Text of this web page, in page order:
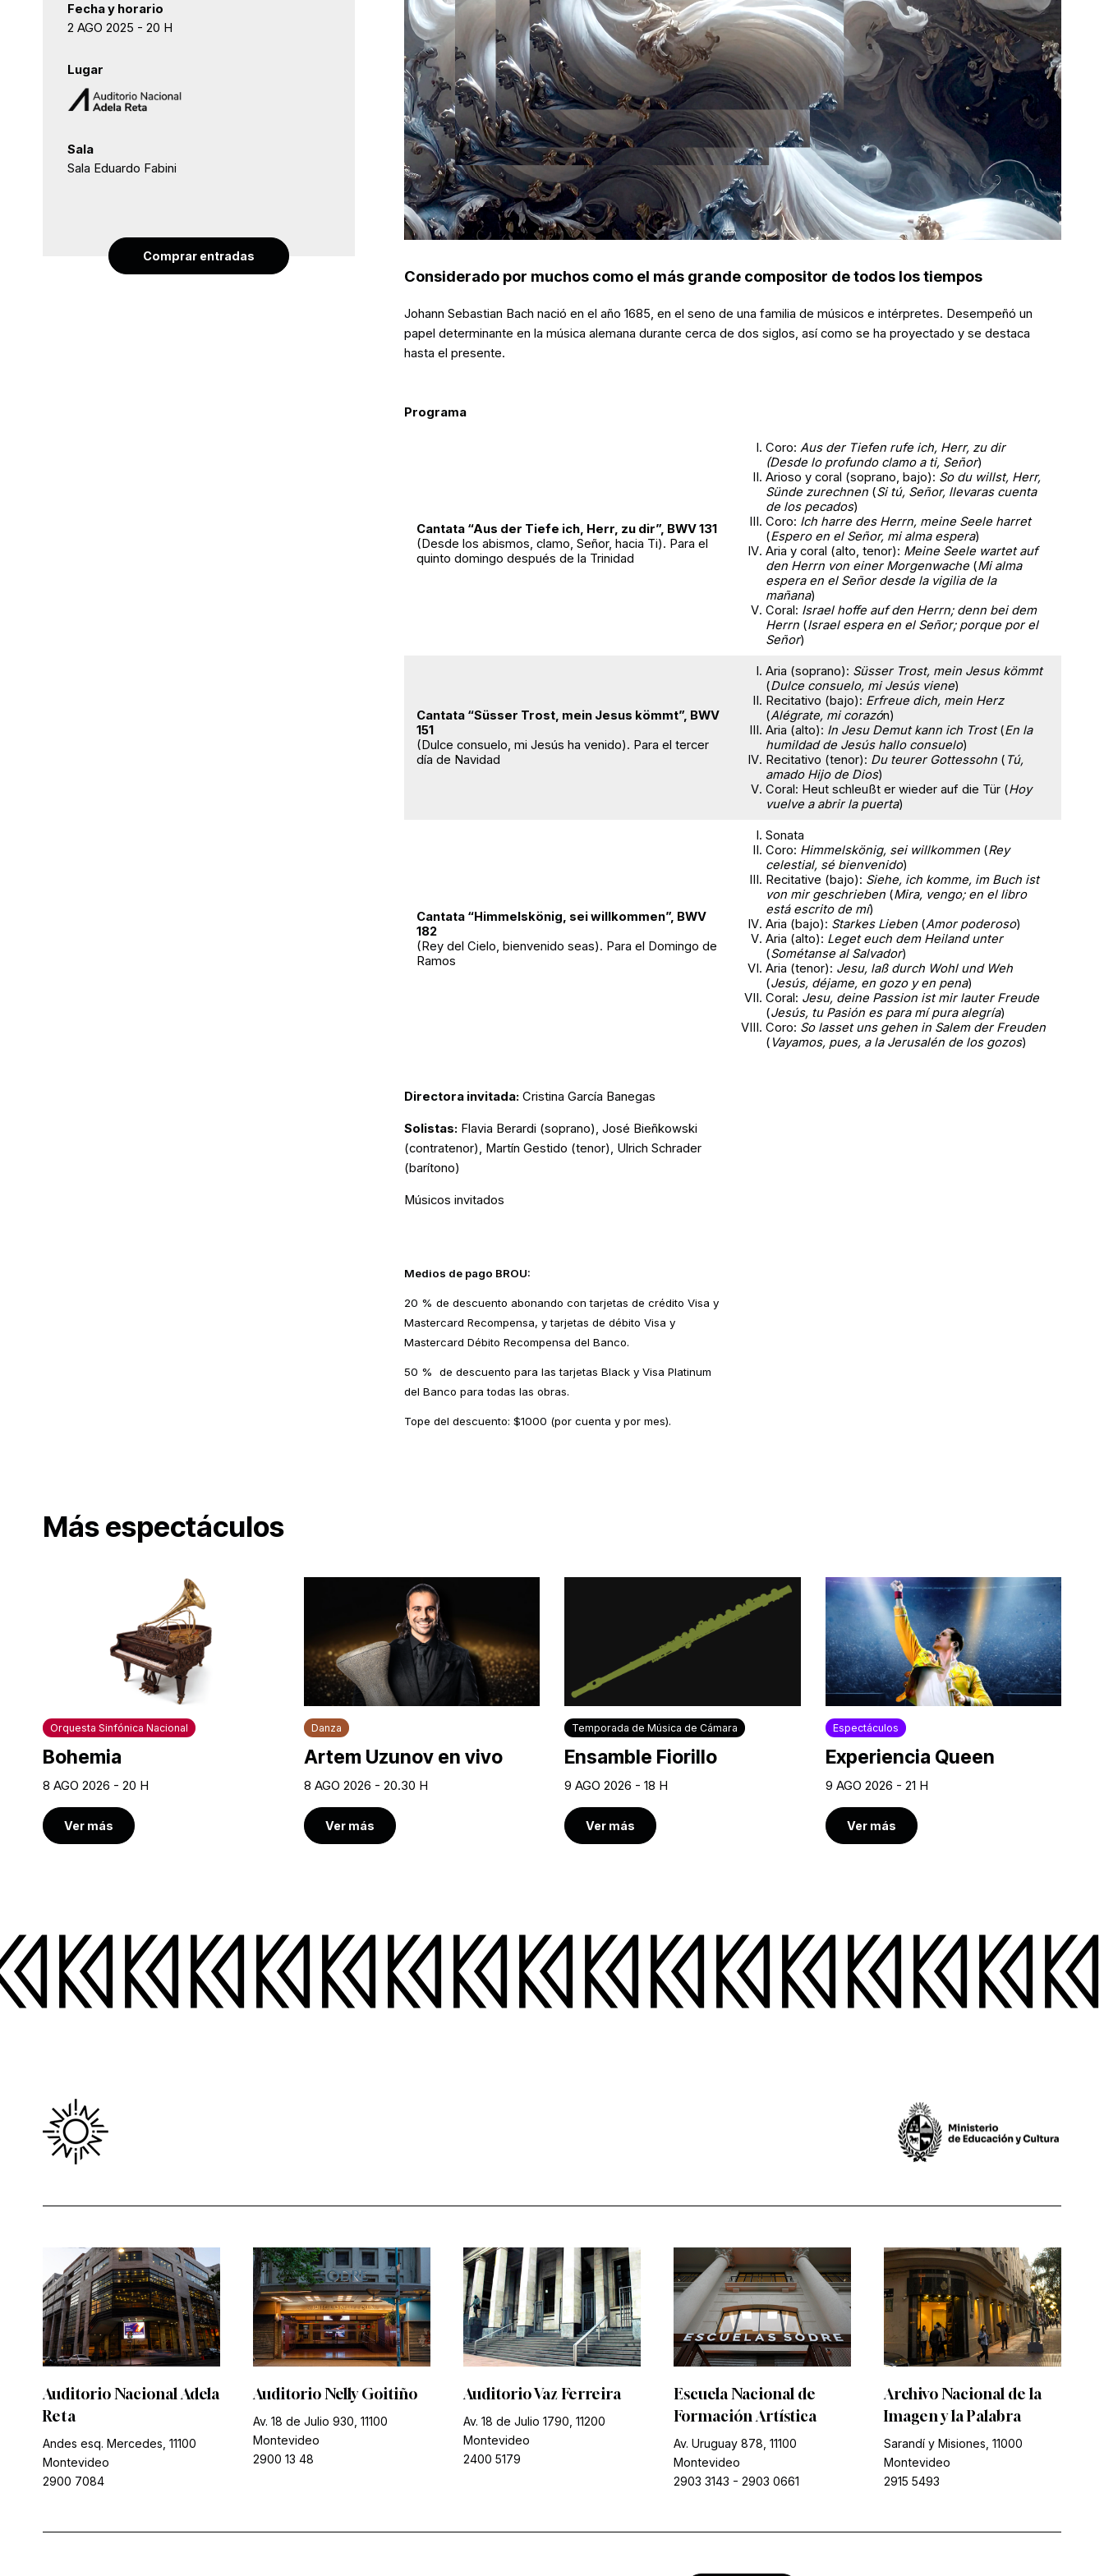
Considerado por muchos como el más grande compositor de todos los tiempos
Johann Sebastian Bach nació en el año 1685, en el seno de una familia de músicos e intérpretes. Desempeñó un
papel determinante en la música alemana durante cerca de dos siglos, así como se ha proyectado y se destaca
hasta el presente.
Programa
Cantata “Aus der Tiefe ich, Herr, zu dir”, BWV 131
(Desde los abismos, clamo, Señor, hacia Ti). Para el
quinto domingo después de la Trinidad
Coro: Aus der Tiefen rufe ich, Herr, zu dir
(Desde lo profundo clamo a ti, Señor)
Arioso y coral (soprano, bajo): So du willst, Herr,
Sünde zurechnen (Si tú, Señor, llevaras cuenta
de los pecados)
Coro: Ich harre des Herrn, meine Seele harret
(Espero en el Señor, mi alma espera)
Aria y coral (alto, tenor): Meine Seele wartet auf
den Herrn von einer Morgenwache (Mi alma
espera en el Señor desde la vigilia de la
mañana)
Coral: Israel hoffe auf den Herrn; denn bei dem
Herrn (Israel espera en el Señor; porque por el
Señor)
Cantata “Süsser Trost, mein Jesus kömmt”, BWV
151
(Dulce consuelo, mi Jesús ha venido). Para el tercer
día de Navidad
Aria (soprano): Süsser Trost, mein Jesus kömmt
(Dulce consuelo, mi Jesús viene)
Recitativo (bajo): Erfreue dich, mein Herz
(Alégrate, mi corazón)
Aria (alto): In Jesu Demut kann ich Trost(En la
humildad de Jesús hallo consuelo)
Recitativo (tenor): Du teurer Gottessohn ( Tú,
amado Hijo de Dios)
Coral: Heut schleußt er wieder auf die Tür (Hoy
vuelve a abrir la puerta)
Cantata “Himmelskönig, sei willkommen”, BWV
182
(Rey del Cielo, bienvenido seas). Para el Domingo de
Ramos
Sonata
Coro: Himmelskönig, sei willkommen (Rey
celestial, sé bienvenido)
Recitative (bajo): Siehe, ich komme, im Buch ist
von mir geschrieben (Mira, vengo; en el libro
está escrito de mí)
Aria (bajo): Starkes Lieben (Amor poderoso)
Aria (alto): Leget euch dem Heiland unter
(Sométanse al Salvador)
Aria (tenor): Jesu, laß durch Wohl und Weh
(Jesús, déjame, en gozo y en pena)
Coral: Jesu, deine Passion ist mir lauter Freude
(Jesús, tu Pasión es para mí pura alegría)
Coro: So lasset uns gehen in Salem der Freuden
( Vayamos, pues, a la Jerusalén de los gozos)
Directora invitada: Cristina García Banegas
Solistas: Flavia Berardi (soprano), José Bieñkowski
(contratenor), Martín Gestido (tenor), Ulrich Schrader
(barítono)
Músicos invitados
Medios de pago BROU:
20 % de descuento abonando con tarjetas de crédito Visa y
Mastercard Recompensa, y tarjetas de débito Visa y
Mastercard Débito Recompensa del Banco.
50 % de descuento para las tarjetas Black y Visa Platinum
del Banco para todas las obras.
Tope del descuento: $1000 (por cuenta y por mes).
Fecha y horario
2 AGO 2025 - 20 H
Lugar
Sala
Sala Eduardo Fabini
Comprar entradas
Más espectáculos
Orquesta Sinfónica Nacional
Bohemia
8 AGO 2026 - 20 H
Ver más
Danza
Artem Uzunov en vivo
8 AGO 2026 - 20.30 H
Ver más
Temporada de Música de Cámara
Ensamble Fiorillo
9 AGO 2026 - 18 H
Ver más
Espectáculos
Experiencia Queen
9 AGO 2026 - 21 H
Ver más
Auditorio Nacional Adela
Reta
Andes esq. Mercedes, 11100
Montevideo
2900 7084
Auditorio Nelly Goitiño
Av. 18 de Julio 930, 11100
Montevideo
2900 13 48
Auditorio Vaz Ferreira
Av. 18 de Julio 1790, 11200
Montevideo
2400 5179
Escuela Nacional de
Formación Artística
Av. Uruguay 878, 11100
Montevideo
2903 3143 - 2903 0661
Archivo Nacional de la
Imagen y la Palabra
Sarandí y Misiones, 11000
Montevideo
2915 5493